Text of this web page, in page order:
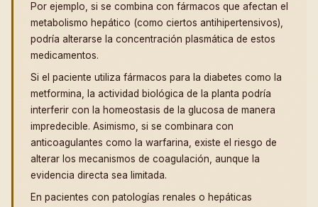
Por ejemplo, si se combina con fármacos que afectan el
metabolismo hepático (como ciertos antihipertensivos),
podría alterarse la concentración plasmática de estos
medicamentos.
Si el paciente utiliza fármacos para la diabetes como la
metformina, la actividad biológica de la planta podría
interferir con la homeostasis de la glucosa de manera
impredecible. Asimismo, si se combinara con
anticoagulantes como la warfarina, existe el riesgo de
alterar los mecanismos de coagulación, aunque la
evidencia directa sea limitada.
En pacientes con patologías renales o hepáticas